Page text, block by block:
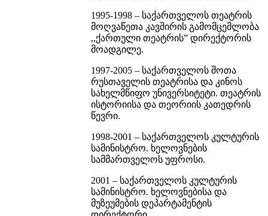
1995-1998 – საქართველოს თეატრის
მოღვაწეთა კავშირის გამომცემლობა
,,ქართული თეატრის” დირექტორის
მოადგილე.
1997-2005 – საქართველოს შოთა
რუსთაველის თეატრისა და კინოს
სახელმწიფო უნივერსიტეტი. თეატრის
ისტორიისა და თეორიის კათედრის
წევრი.
1998-2001 – საქართველოს კულტურის
სამინისტრო. ხელოვნების
სამმართველოს უფროსი.
2001 – საქართველოს კულტურის
სამინისტრო. ხელოვნებისა და
მუზეუმების დეპარტამენტის